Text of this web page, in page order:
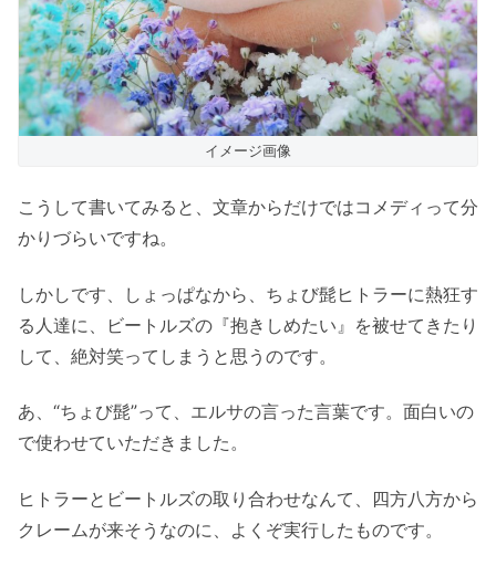
イメージ画像
こうして書いてみると、文章からだけではコメディって分
かりづらいですね。
しかしです、しょっぱなから、ちょび髭ヒトラーに熱狂す
る人達に、ビートルズの『抱きしめたい』を被せてきたり
して、絶対笑ってしまうと思うのです。
あ、“ちょび髭”って、エルサの言った言葉です。面白いの
で使わせていただきました。
ヒトラーとビートルズの取り合わせなんて、四方八方から
クレームが来そうなのに、よくぞ実行したものです。